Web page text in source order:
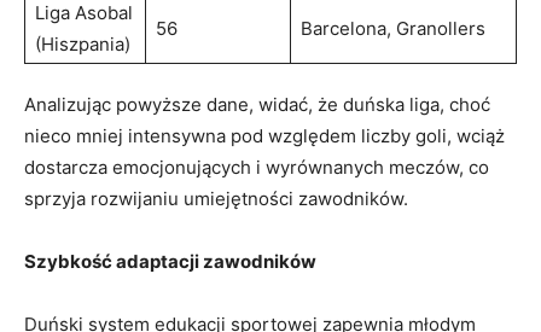
Liga Asobal
(Hiszpania)
56 Barcelona, ⁣Granollers
Analizując powyższe dane, widać, że duńska liga,‍ choć
nieco mniej‌ intensywna pod względem liczby goli, wciąż
dostarcza‌ emocjonujących i wyrównanych ‌meczów, co
sprzyja rozwijaniu ⁣umiejętności zawodników.
Szybkość adaptacji zawodników
Duński system edukacji sportowej​ zapewnia młodym